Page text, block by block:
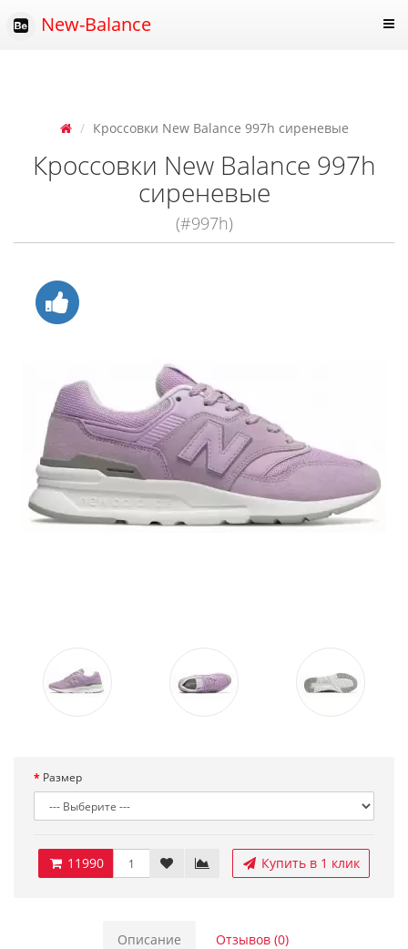
New-Balance
Кроссовки New Balance 997h сиреневые
Кроссовки New Balance 997h
сиреневые
(#997h)
Размер
11990 Купить в 1 клик
Описание Отзывов (0)